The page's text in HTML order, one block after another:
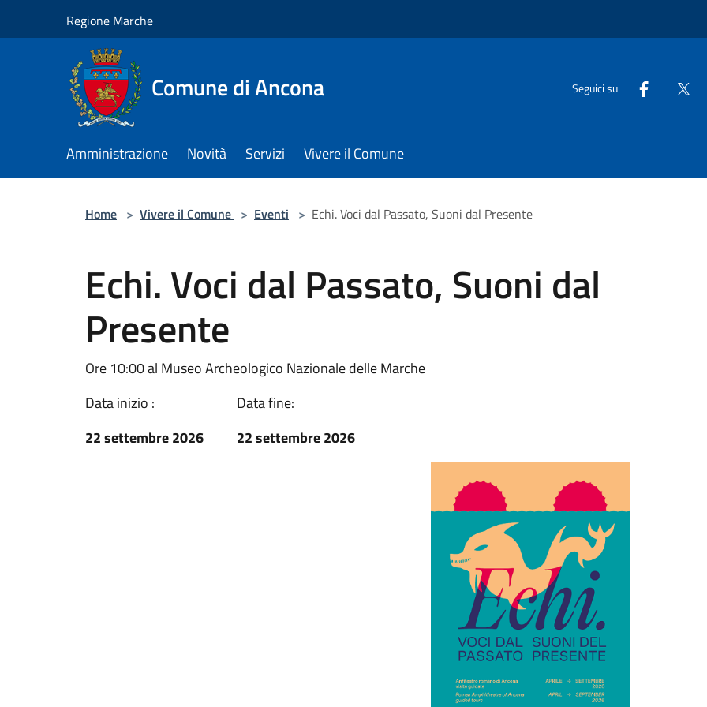
Regione Marche
Comune di Ancona Seguici su
Amministrazione Novità Servizi Vivere il Comune
Home > Vivere il Comune > Eventi > Echi. Voci dal Passato, Suoni dal Presente
Echi. Voci dal Passato, Suoni dal
Presente
Ore 10:00 al Museo Archeologico Nazionale delle Marche
Data inizio :
22 settembre 2026
Data fine:
22 settembre 2026